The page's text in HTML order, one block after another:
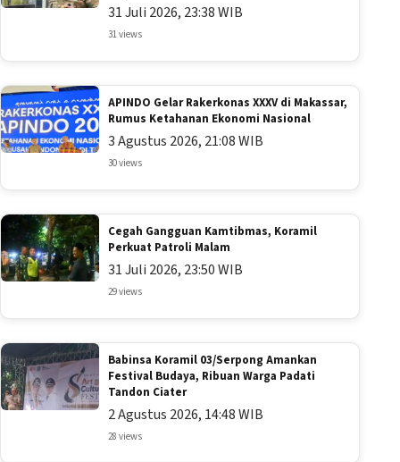
31 Juli 2026, 23:38 WIB
31 views
APINDO Gelar Rakerkonas XXXV di Makassar,
Rumus Ketahanan Ekonomi Nasional
3 Agustus 2026, 21:08 WIB
30 views
Cegah Gangguan Kamtibmas, Koramil
Perkuat Patroli Malam
31 Juli 2026, 23:50 WIB
29 views
Babinsa Koramil 03/Serpong Amankan
Festival Budaya, Ribuan Warga Padati
Tandon Ciater
2 Agustus 2026, 14:48 WIB
28 views